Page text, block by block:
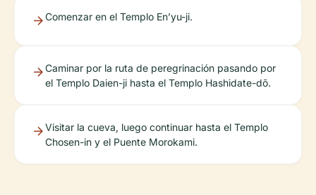
Comenzar en el Templo En’yu-ji.
Caminar por la ruta de peregrinación pasando por
el Templo Daien-ji hasta el Templo Hashidate-dō.
Visitar la cueva, luego continuar hasta el Templo
Chosen-in y el Puente Morokami.